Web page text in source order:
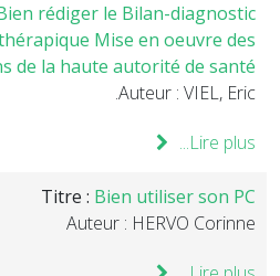
rédiger le Bilan-diagnostic
Mise en oeuvre des
de la haute autorité de santé
Auteur : VIEL, Eric.
Lire plus...
Titre : Bien utiliser son PC
Auteur : HERVO Corinne